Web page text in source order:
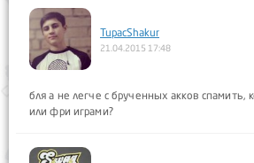
TupacShakur
21.04.2015 17:48
бля а не легче с брученных акков спамить,
или фри играми?